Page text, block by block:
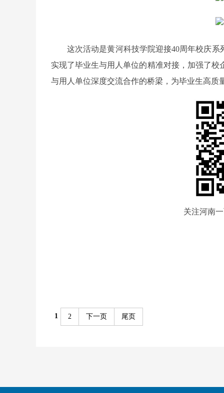
这次活动是黄河科技学院迎接40周年校庆
实现了毕业生与用人单位的精准对接，加强了
与用人单位深度交流合作的桥梁，为毕业生高质
关注河南
1 2 下一页 尾页